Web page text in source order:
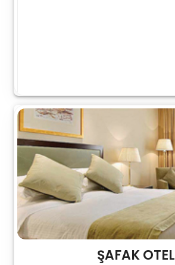
ŞAFAK OTEL